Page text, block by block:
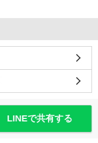
LINEで共有する